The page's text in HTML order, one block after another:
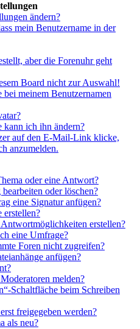
ändern?
mein Benutzername in der
aber die Forenuhr geht
Board nicht zur Auswahl!
meinem Benutzernamen
kann ich ihn ändern?
auf den E-Mail-Link klicke,
anzumelden.
oder eine Antwort?
oder löschen?
eine Signatur anfügen?
erstellen?
erstellen?
eine Umfrage?
Foren nicht zugreifen?
anfügen?
melden?
Schaltfläche beim Schreiben
freigegeben werden?
als neu?